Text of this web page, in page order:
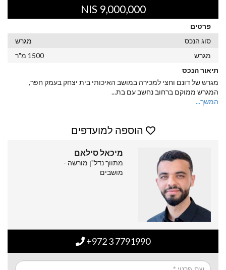
9,000,000 NIS
פרטים
סוג הנכס
מגרש
מגרש
1500 מ"ר
תיאור הנכס
מגרש של דונם וחצי למכירה במושב האיכותי בית יצחק בעמק חפר,
המגרש ממוקם ברחוב נחשב עם בת...
המשך...
הוספה למועדפים
מיכאל סילאם
מתווך נדל"ן מורשה -
מושבים
+972 3 7791990